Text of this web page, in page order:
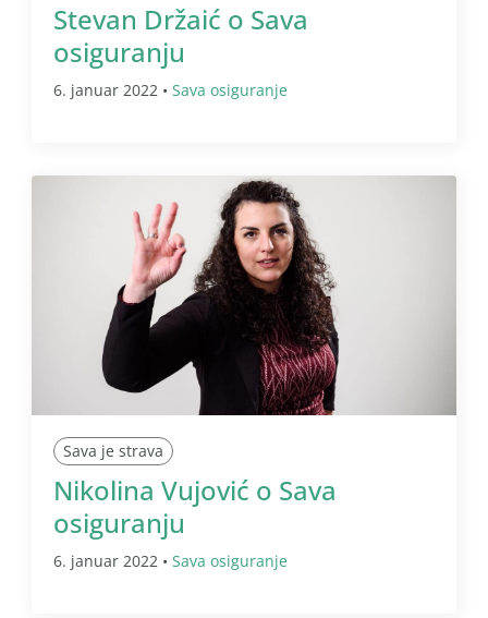
Stevan Držaić o Sava
osiguranju
6. januar 2022 • Sava osiguranje
Sava je strava
Nikolina Vujović o Sava
osiguranju
6. januar 2022 • Sava osiguranje